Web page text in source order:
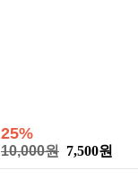
25%
10,000원 7,500원